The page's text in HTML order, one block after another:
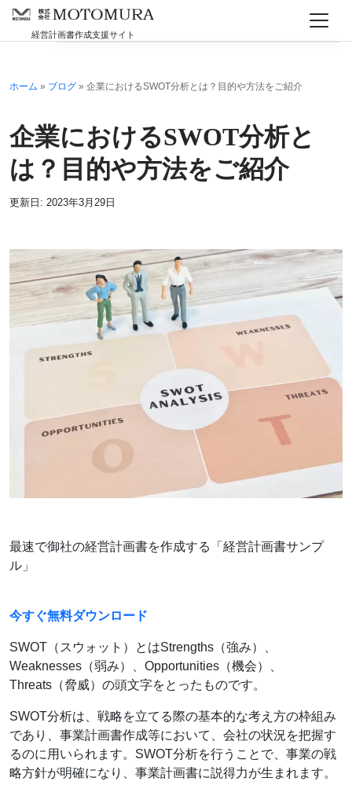
Skip to main content
経営計画書作成支援サイト
ホーム » ブログ » 企業におけるSWOT分析とは？目的や方法をご紹介
企業におけるSWOT分析と
は？目的や方法をご紹介
更新日: 2023年3月29日
最速で御社の経営計画書を作成する「経営計画書サンプ
ル」
今すぐ無料ダウンロード
SWOT（スウォット）とはStrengths（強み）、
Weaknesses（弱み）、Opportunities（機会）、
Threats（脅威）の頭文字をとったものです。
SWOT分析は、戦略を立てる際の基本的な考え方の枠組み
であり、事業計画書作成等において、会社の状況を把握す
るのに用いられます。SWOT分析を行うことで、事業の戦
略方針が明確になり、事業計画書に説得力が生まれます。